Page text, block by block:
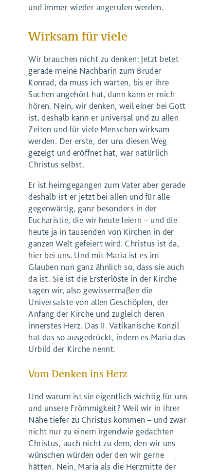
und immer wieder angerufen werden.
Wirksam für viele
Wir brauchen nicht zu denken: Jetzt betet
gerade meine Nachbarin zum Bruder
Konrad, da muss ich warten, bis er ihre
Sachen angehört hat, dann kann er mich
hören. Nein, wir denken, weil einer bei Gott
ist, deshalb kann er universal und zu allen
Zeiten und für viele Menschen wirksam
werden. Der erste, der uns diesen Weg
gezeigt und eröffnet hat, war natürlich
Christus selbst.
Er ist heimgegangen zum Vater aber gerade
deshalb ist er jetzt bei allen und für alle
gegenwärtig, ganz besonders in der
Eucharistie, die wir heute feiern – und die
heute ja in tausenden von Kirchen in der
ganzen Welt gefeiert wird. Christus ist da,
hier bei uns. Und mit Maria ist es im
Glauben nun ganz ähnlich so, dass sie auch
da ist. Sie ist die Ersterlöste in der Kirche
sagen wir, also gewissermaßen die
Universalste von allen Geschöpfen, der
Anfang der Kirche und zugleich deren
innerstes Herz. Das II. Vatikanische Konzil
hat das so ausgedrückt, indem es Maria das
Urbild der Kirche nennt.
Vom Denken ins Herz
Und warum ist sie eigentlich wichtig für uns
und unsere Frömmigkeit? Weil wir in ihrer
Nähe tiefer zu Christus kommen – und zwar
nicht nur zu einem irgendwie gedachten
Christus, auch nicht zu dem, den wir uns
wünschen würden oder den wir gerne
hätten. Nein, Maria als die Herzmitte der